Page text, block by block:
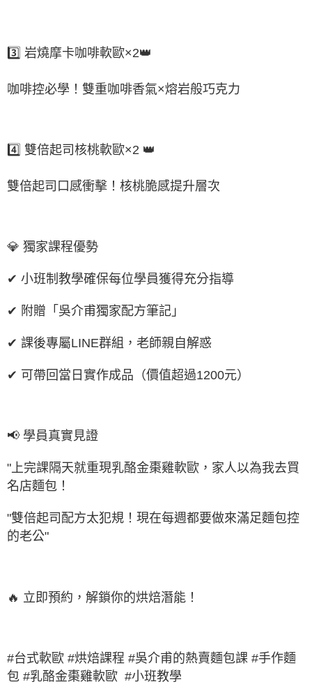
3️⃣ 岩燒摩卡咖啡軟歐×2👑
咖啡控必學！雙重咖啡香氣×熔岩般巧克力
4️⃣ 雙倍起司核桃軟歐×2 👑
雙倍起司口感衝擊！核桃脆感提升層次
💎 獨家課程優勢
✔ 小班制教學確保每位學員獲得充分指導
✔ 附贈「吳介甫獨家配方筆記」
✔ 課後專屬LINE群組，老師親自解惑
✔ 可帶回當日實作成品（價值超過1200元）
📢 學員真實見證
"上完課隔天就重現乳酪金棗雞軟歐，家人以為我去買
名店麵包！
"雙倍起司配方太犯規！現在每週都要做來滿足麵包控
的老公"
🔥 立即預約，解鎖你的烘焙潛能！
#台式軟歐 #烘焙課程 #吳介甫的熱賣麵包課 #手作麵
包 #乳酪金棗雞軟歐 #小班教學